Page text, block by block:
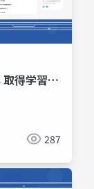
得学習会
287